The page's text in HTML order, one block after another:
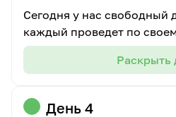
Сегодня у нас свободный
каждый проведет по
Раскрыть
День 4